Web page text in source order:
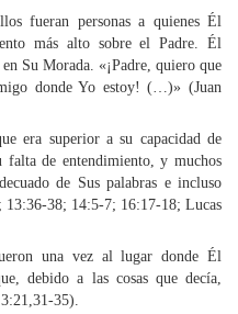
fueran personas a quienes Él
más alto sobre el Padre. Él
Su Morada. «¡Padre, quiero que
donde Yo estoy! (…)» (Juan
era superior a su capacidad de
falta de entendimiento, y muchos
de Sus palabras e incluso
13:36-38; 14:5-7; 16:17-18; Lucas
una vez al lugar donde Él
debido a las cosas que decía,
3:21,31-35).